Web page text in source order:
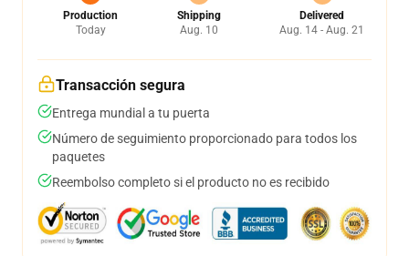
Production
Today
Shipping
Aug. 10
Delivered
Aug. 14 - Aug. 21
Transacción segura
Entrega mundial a tu puerta
Número de seguimiento proporcionado para todos los
paquetes
Reembolso completo si el producto no es recibido